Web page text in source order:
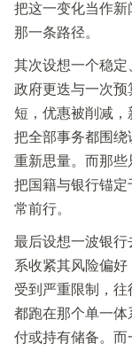
把这一变化当作
那一条路径。
其次设想一个稳
政府更迭与一次
短，优惠被削减
把全部事务都围
重新思量。而那
把国籍与银行锚
常前行。
最后设想一波银
系收紧其风险偏
受到严重限制，
都跑在那个单一
付或持有储备。